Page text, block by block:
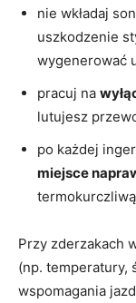
nie wkładaj
uszkodzenie
wygenerować
pracuj na
lutujesz
po każdej
miejsce
Przy zderzakach
(np. temperatury,
wspomagania